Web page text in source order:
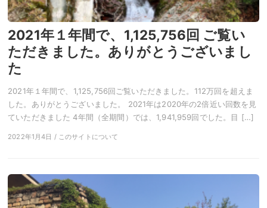
2021年１年間で、1,125,756回 ご覧い
ただきました。ありがとうございまし
た
2021年１年間で、1,125,756回ご覧いただきました。112万回を超えま
した。ありがとうございました。 2021年は2020年の2倍近い回数を見
ていただきました 4年間（全期間）では、1,941,959回でした。目 […]
2022年1月4日 / このサイトについて